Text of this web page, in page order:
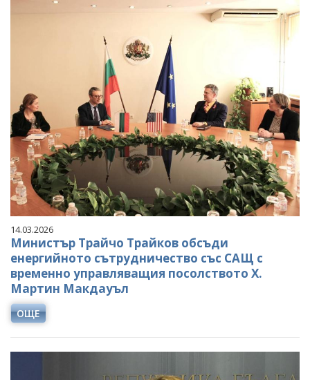
14.03.2026
Министър Трайчо Трайков обсъди
енергийното сътрудничество със САЩ с
временно управляващия посолството Х.
Мартин Макдауъл
ОЩЕ